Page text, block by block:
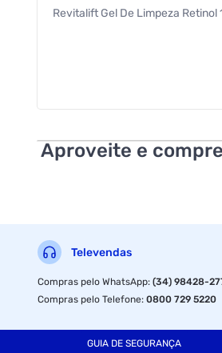
Revitalift Gel De Limpeza Retinol
Aproveite e
Televendas
Compras pelo WhatsApp:(34) 98428-
Compras pelo Telefone:0800 729 5220
GUIA DE SEGURANÇA